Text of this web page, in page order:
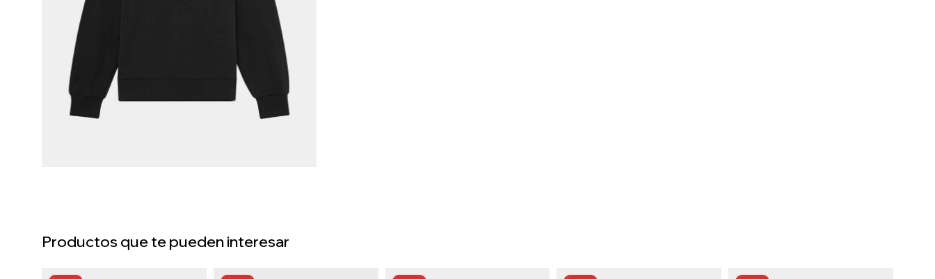
Productos que te pueden interesar